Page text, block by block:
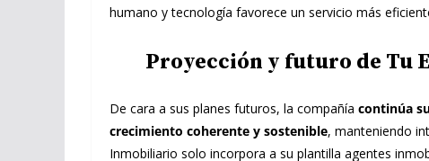
humano y tecnología favorece un servicio más
Proyección y futuro de Tu
De cara a sus planes futuros, la compañía continúa
crecimiento coherente y sostenible, manteniendo
Inmobiliario solo incorpora a su plantilla agentes